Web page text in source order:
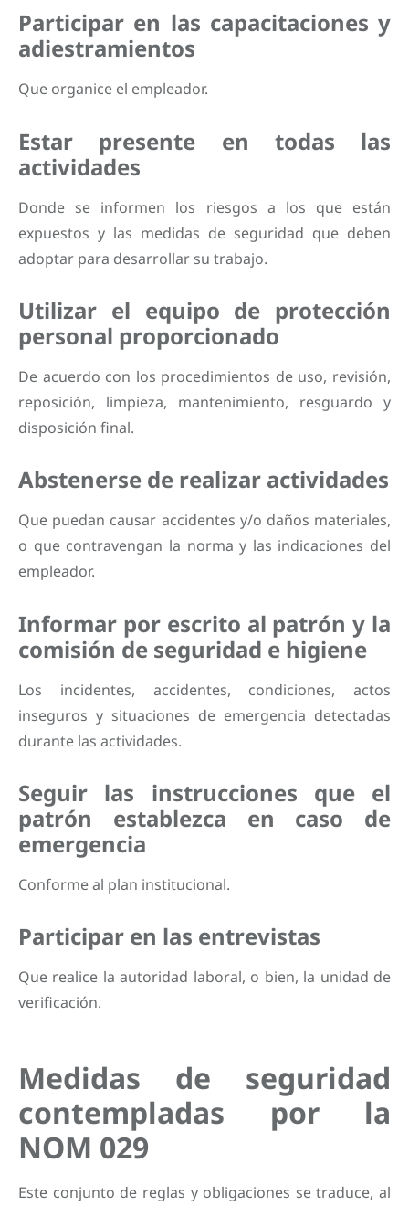
Participar en las capacitaciones y
adiestramientos
Que organice el empleador.
Estar presente en todas las
actividades
Donde se informen los riesgos a los que están
expuestos y las medidas de seguridad que deben
adoptar para desarrollar su trabajo.
Utilizar el equipo de protección
personal proporcionado
De acuerdo con los procedimientos de uso, revisión,
reposición, limpieza, mantenimiento, resguardo y
disposición final.
Abstenerse de realizar actividades
Que puedan causar accidentes y/o daños materiales,
o que contravengan la norma y las indicaciones del
empleador.
Informar por escrito al patrón y la
comisión de seguridad e higiene
Los incidentes, accidentes, condiciones, actos
inseguros y situaciones de emergencia detectadas
durante las actividades.
Seguir las instrucciones que el
patrón establezca en caso de
emergencia
Conforme al plan institucional.
Participar en las entrevistas
Que realice la autoridad laboral, o bien, la unidad de
verificación.
Medidas de seguridad
contempladas por la
NOM 029
Este conjunto de reglas y obligaciones se traduce, al